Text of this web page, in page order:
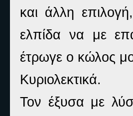
και άλλη
ελπίδα να με
έτρωγε ο κώλος
Κυριολεκτικά.
Τον έξυσα με